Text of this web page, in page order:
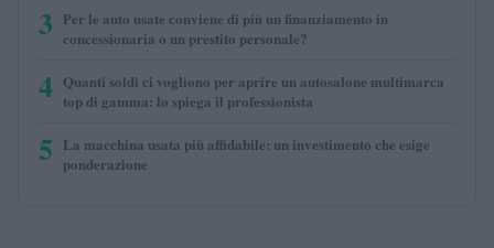
3 Per le auto usate conviene di più un finanziamento in
concessionaria o un prestito personale?
4 Quanti soldi ci vogliono per aprire un autosalone multimarca
top di gamma: lo spiega il professionista
5 La macchina usata più affidabile: un investimento che esige
ponderazione